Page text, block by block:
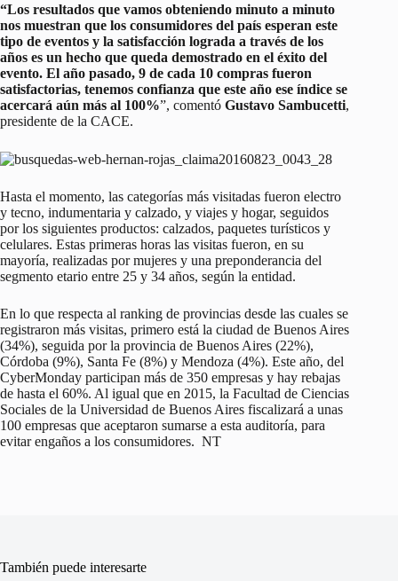
“Los resultados que vamos obteniendo minuto a minuto
nos muestran que los consumidores del país esperan este
tipo de eventos y la satisfacción lograda a través de los
años es un hecho que queda demostrado en el éxito del
evento. El año pasado, 9 de cada 10 compras fueron
satisfactorias, tenemos confianza que este año ese índice se
acercará aún más al 100%”, comentó Gustavo Sambucetti,
presidente de la CACE.
Hasta el momento, las categorías más visitadas fueron electro
y tecno, indumentaria y calzado, y viajes y hogar, seguidos
por los siguientes productos: calzados, paquetes turísticos y
celulares. Estas primeras horas las visitas fueron, en su
mayoría, realizadas por mujeres y una preponderancia del
segmento etario entre 25 y 34 años, según la entidad.
En lo que respecta al ranking de provincias desde las cuales se
registraron más visitas, primero está la ciudad de Buenos Aires
(34%), seguida por la provincia de Buenos Aires (22%),
Córdoba (9%), Santa Fe (8%) y Mendoza (4%). Este año, del
CyberMonday participan más de 350 empresas y hay rebajas
de hasta el 60%. Al igual que en 2015, la Facultad de Ciencias
Sociales de la Universidad de Buenos Aires fiscalizará a unas
100 empresas que aceptaron sumarse a esta auditoría, para
evitar engaños a los consumidores. NT
También puede interesarte